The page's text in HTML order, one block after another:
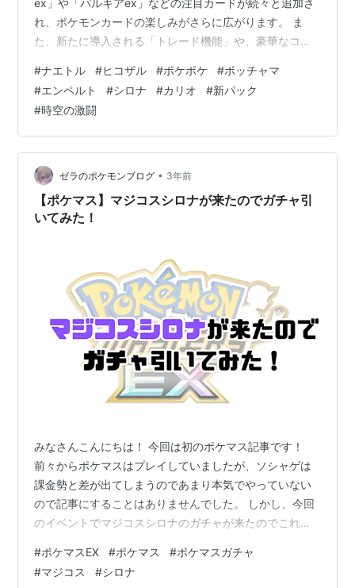
ex」や「パルキアex」などの注目カードが続々と追加さ
れ、ポケモンカードの楽しみがさらに広がります。 ま
た、新たに導入される「トレード機能」や、豪華なコレ
で、誰でも楽しめる内容となっています。 この記事で
は、新パックの魅力やカードの特徴、さらに攻略に役立
つ情報を徹底解説します。読めば、新パックの楽しみ方
がきっとわかるはず！ぜひ最後までお読みください。 ポ
ケポケ新パック「時空の激闘」の全貌 ① シンオウ地方
がテーマ！「ディアルガex」と「パルキ…
#ナエトル #ヒコザル #ポケポケ #ポッチャマ
#エンペルト #シロナ #カリオ #新パック
#時空の激闘
ゼラのポケモンブログ • 3年前
【ポケマス】マジコスシロナが来たのでガチャ引
いてみた！
みなさんこんにちは！ 今回は初のポケマス記事です！
前々からポケマスはプレイしていましたが、ソシャゲは
課金勢と差が出てしまうのであまり本気でやっていない
ので記事にすることはありませんでした。 しかし、今回
のイベントでマジコスシロナのガチャが来たのでこれは
は6月25日までと、約1ヶ月やっています。 性能に関して
は自分は初心者なので語らないようにします。 ここがガ
#ポケマスEX #ポケマス #ポケマスガチャ
#マジコス #シロナ